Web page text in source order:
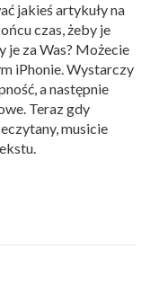
jakieś artykuły na
czas, żeby je
je za Was? Możecie
iPhonie. Wystarczy
a następnie
Teraz gdy
musicie